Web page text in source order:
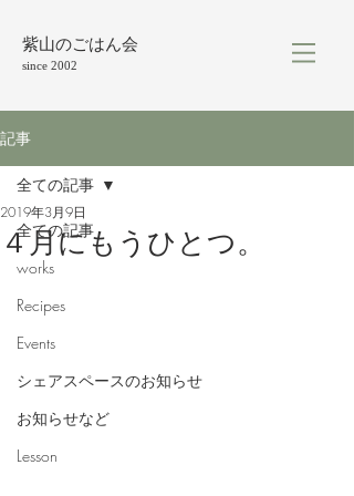
紫山のごはん会
since 2002
記事
全ての記事
works
Recipes
Events
シェアスペースのお知らせ
お知らせなど
Lesson
全ての記事
４月にもうひとつ。
2019年3月9日